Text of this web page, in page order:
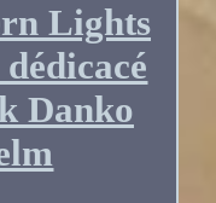
Lights
Danko